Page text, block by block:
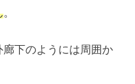
。
下のようには周囲か